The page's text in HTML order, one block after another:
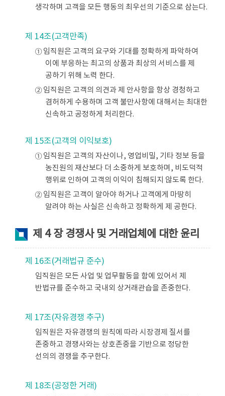
생각하며 고객을 모든 행동의 최우선의 기준으로 삼는다.
제 14조(고객만족)
① 임직원은 고객의 요구와 기대를 정확하게 파악하여
이에 부응하는 최고의 상품과 최상의 서비스를 제
공하기 위해 노력 한다.
② 임직원은 고객의 의견과 제 안사항을 항상 경청하고
겸허하게 수용하며 고객 불만사항에 대해서는 최대한
신속하고 공정하게 처리한다.
제 15조(고객의 이익보호)
① 임직원은 고객의 자산이나, 영업비밀, 기타 정보 등을
농진원의 재산보다 더 소중하게 보호하며, 비도덕적
행위로 인하여 고객의 이익이 침해되지 않도록 한다.
② 임직원은 고객이 알아야 하거나 고객에게 마땅히
알려야 하는 사실은 신속하고 정확하게 제 공한다.
제 4 장 경쟁사 및 거래업체에 대한 윤리
제 16조(거래법규 준수)
임직원은 모든 사업 및 업무활동을 함에 있어서 제
반법규를 준수하고 국내외 상거래관습을 존중한다.
제 17조(자유경쟁 추구)
임직원은 자유경쟁의 원칙에 따라 시장경제 질서를
존중하고 경쟁사와는 상호존중을 기반으로 정당한
선의의 경쟁을 추구한다.
제 18조(공정한 거래)